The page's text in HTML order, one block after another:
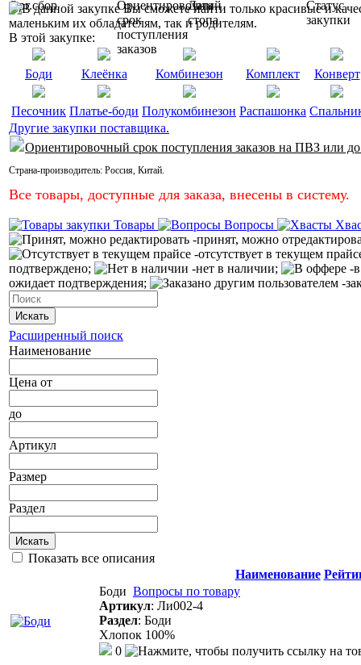
В данной закупке Вы сможете найти только красивые и
маленьким их обладателям, так и родителям.
В этой закупке:
Боди Клеёнка Комбинезон Комплект Конверт
Песочник Платье-боди Полукомбинезон Распашонка
Другие закупки поставщика.
Ориентировочный срок поступления заказов на ПВЗ или
Страна-производитель: Россия, Китай.
Все товары, доступные для заказа, внесены в систему.
Товары Вопросы
-принят, можно
-отсутствует в текущем
подтверждено;
-нет в наличии;
-
ожидает подтверждения;
-
Искать
Расширенный поиск
Наименование
Цена от
до
Артикул
Размер
Раздел
Искать
Показать все описания
Наименование
Боди Вопросы по товару
Артикул: Ли002-4
Раздел: Боди
Хлопок 100%
0